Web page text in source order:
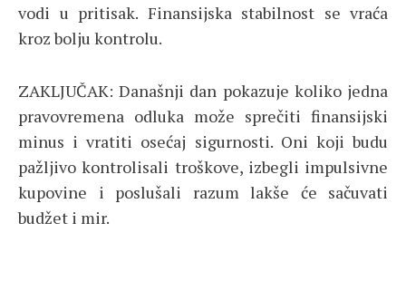
vodi u pritisak. Finansijska stabilnost se vraća
kroz bolju kontrolu.
ZAKLJUČAK: Današnji dan pokazuje koliko jedna
pravovremena odluka može sprečiti finansijski
minus i vratiti osećaj sigurnosti. Oni koji budu
pažljivo kontrolisali troškove, izbegli impulsivne
kupovine i poslušali razum lakše će sačuvati
budžet i mir.